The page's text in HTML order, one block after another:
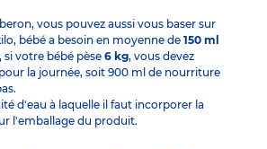
vous pouvez aussi vous baser sur
bébé a besoin en moyenne de 150 ml
votre bébé pèse 6 kg, vous devez
la journée, soit 900 ml de nourriture
d'eau à laquelle il faut incorporer la
l'emballage du produit.